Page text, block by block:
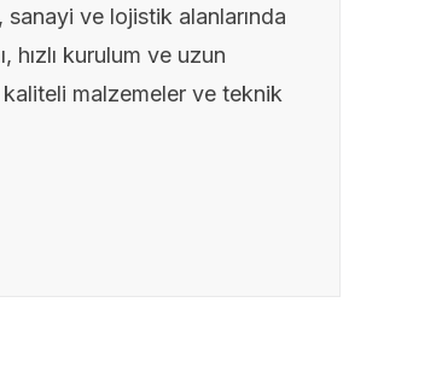
ve lojistik alanlarında
hızlı kurulum ve uzun
malzemeler ve teknik